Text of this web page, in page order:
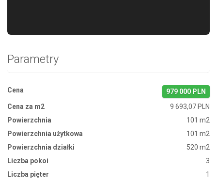
Parametry
Cena
979 000 PLN
Cena za m2
9 693,07 PLN
Powierzchnia
101 m2
Powierzchnia użytkowa
101 m2
Powierzchnia działki
520 m2
Liczba pokoi
3
Liczba pięter
1